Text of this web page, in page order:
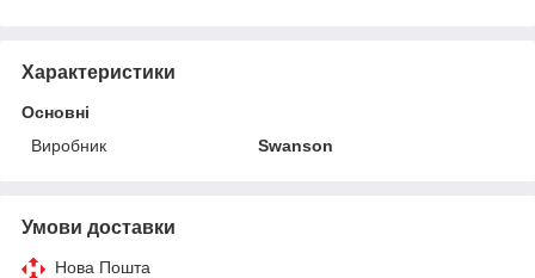
Характеристики
Основні
Виробник
Swanson
Умови доставки
Нова Пошта